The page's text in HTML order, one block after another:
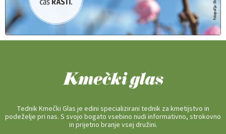
Tednik Kmečki Glas je edini specializirani tednik za kmetijstvo in
podeželje pri nas. S svojo bogato vsebino nudi informativno, strokovno
in prijetno branje vsej družini.